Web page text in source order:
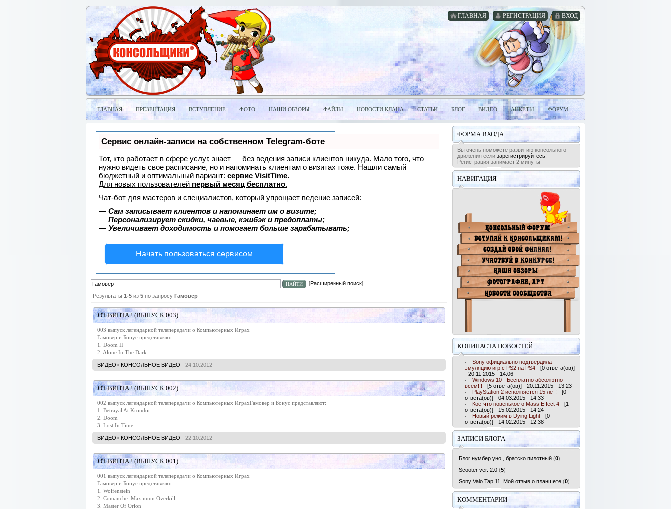
ВХОД
РЕГИСТРАЦИЯ
ГЛАВНАЯ
ГЛАВНАЯ ПРЕЗЕНТАЦИЯ ВСТУПЛЕНИЕ ФОТО НАШИ ОБЗОРЫ ФАЙЛЫ НОВОСТИ КЛАНА СТАТЬИ БЛОГ ВИДЕО АНКЕТЫ ФОРУМ
Сервис онлайн-записи на собственном Telegram-боте
Тот, кто работает в сфере услуг, знает — без ведения записи клиентов никуда. Мало того, что
нужно видеть свое расписание, но и напоминать клиентам о визитах тоже. Нашли самый
бюджетный и оптимальный вариант: сервис VisitTime.
Для новых пользователей первый месяц бесплатно.
Чат-бот для мастеров и специалистов, который упрощает ведение записей:
— Сам записывает клиентов и напоминает им о визите;
— Персонализирует скидки, чаевые, кэшбэк и предоплаты;
— Увеличивает доходимость и помогает больше зарабатывать;
Начать пользоваться сервисом
[Расширенный поиск]
Результаты 1-5 из 5 по запросу Гамовер
ОТ ВИНТА ! (ВЫПУСК 003)
003 выпуск легендарной телепередачи о Компьютерных Играх
Гамовер и Бонус представляют:
1. Doom II
2. Alone In The Dark
ВИДЕО» КОНСОЛЬНОЕ ВИДЕО - 24.10.2012
ОТ ВИНТА ! (ВЫПУСК 002)
002 выпуск легендарной телепередачи о Компьютерных ИграхГамовер и Бонус представляют:
1. Betrayal At Krondor
2. Doom
3. Lost In Time
ВИДЕО» КОНСОЛЬНОЕ ВИДЕО - 22.10.2012
ОТ ВИНТА ! (ВЫПУСК 001)
001 выпуск легендарной телепередачи о Компьютерных Играх
Гамовер и Бонус представляют:
1. Wolfenstein
2. Comanche. Maximum Overkill
3. Master Of Orion
ФОРМА ВХОДА
Вы очень поможете развитию консольного
движения если зарегистрируйтесь!
Регистрация занимает 2 минуты
НАВИГАЦИЯ
КОПИПАСТА НОВОСТЕЙ
Sony официально подтвердила
эмуляцию игр с PS2 на PS4 - [0 ответа(ов)]
- 20.11.2015 - 14:06
Windows 10 - Бесплатно абсолютно
всем!!! - [5 ответа(ов)] - 20.11.2015 - 13:23
PlayStation 2 исполняется 15 лет! - [0
ответа(ов)] - 04.03.2015 - 14:33
Кое-что новенькое о Mass Effect 4 - [1
ответа(ов)] - 15.02.2015 - 14:24
Новый режим в Dying Light - [0
ответа(ов)] - 14.02.2015 - 12:38
ЗАПИСИ БЛОГА
Блог нумбер уно , братско пилотный (0)
Scooter ver. 2.0 (5)
Sony Vaio Tap 11. Мой отзыв о планшете (0)
КОММЕНТАРИИ